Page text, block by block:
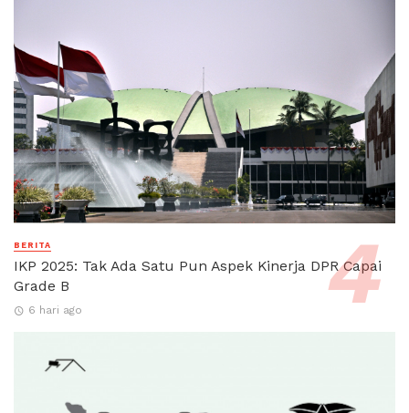
BERITA
IKP 2025: Tak Ada Satu Pun Aspek Kinerja DPR Capai
Grade B
6 hari ago